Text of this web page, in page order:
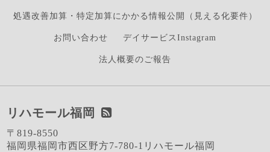
処遇改善加算・特定加算にかかる情報公開（見える化要件）
お問い合わせ デイサービスInstagram
法人概要のご報告
リハモール福岡
〒819-8550
福岡県福岡市西区野方7-780-1リハモール福岡